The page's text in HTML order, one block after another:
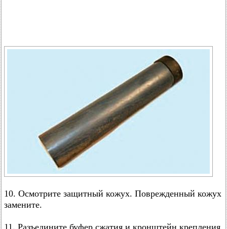
10. Осмотрите защитный кожух. Поврежденный кожух
замените.
11. Разъедините буфер сжатия и кронштейн крепления